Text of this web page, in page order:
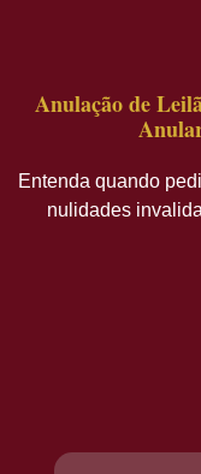
Anulação de
Entenda quando
nulidades